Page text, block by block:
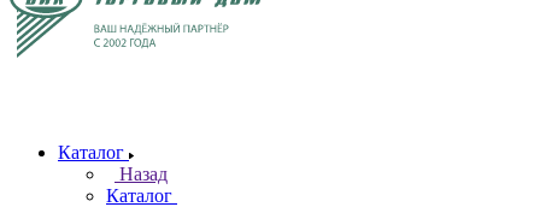
Каталог
Назад
Каталог